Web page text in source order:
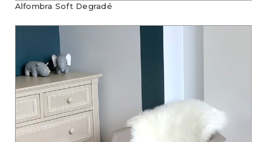
Alfombra Soft Degradé